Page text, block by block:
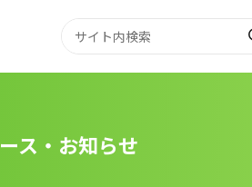
ス・お知らせ